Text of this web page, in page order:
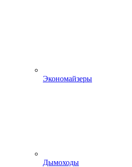
Экономайзеры
Дымоходы